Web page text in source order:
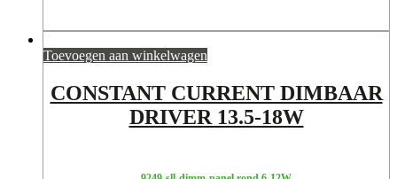
Toevoegen aan winkelwagen
CONSTANT CURRENT DIMBAAR
DRIVER 13.5-18W